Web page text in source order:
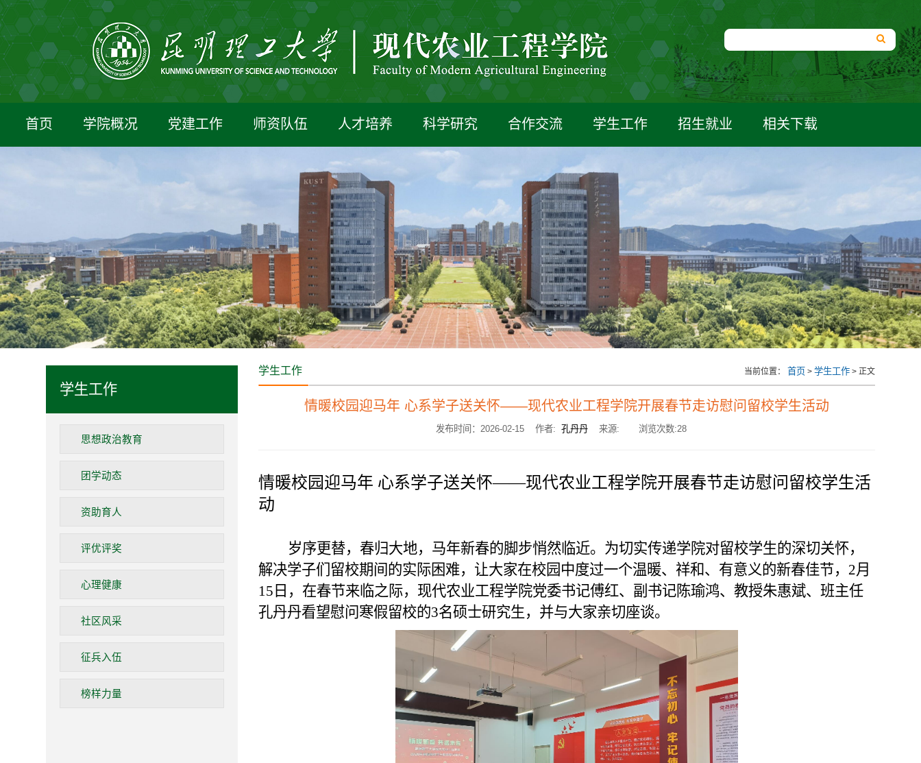
首页 学院概况 党建工作 师资队伍 人才培养 科学研究 合作交流 学生工作 招生就业 相关下载
学生工作
思想政治教育
团学动态
资助育人
评优评奖
心理健康
社区风采
征兵入伍
榜样力量
学生工作 当前位置： 首页 > 学生工作 > 正文
情暖校园迎马年 心系学子送关怀——现代农业工程学院开展春节走访慰问留校学生活动
发布时间：2026-02-15 作者: 孔丹丹 来源: 浏览次数:28
情暖校园迎马年 心系学子送关怀——现代农业工程学院开展春节走访慰问留校学生活
动
岁序更替，春归大地，马年新春的脚步悄然临近。为切实传递学院对留校学生的深切关怀，
解决学子们留校期间的实际困难，让大家在校园中度过一个温暖、祥和、有意义的新春佳节， 2月
15日， 在春节来临之际，现代农业工程学院党委书记傅红、副书记陈瑜鸿、教授朱惠斌、班主任
孔丹丹看望慰问寒假留校的3名硕士研究生，并与大家亲切座谈。